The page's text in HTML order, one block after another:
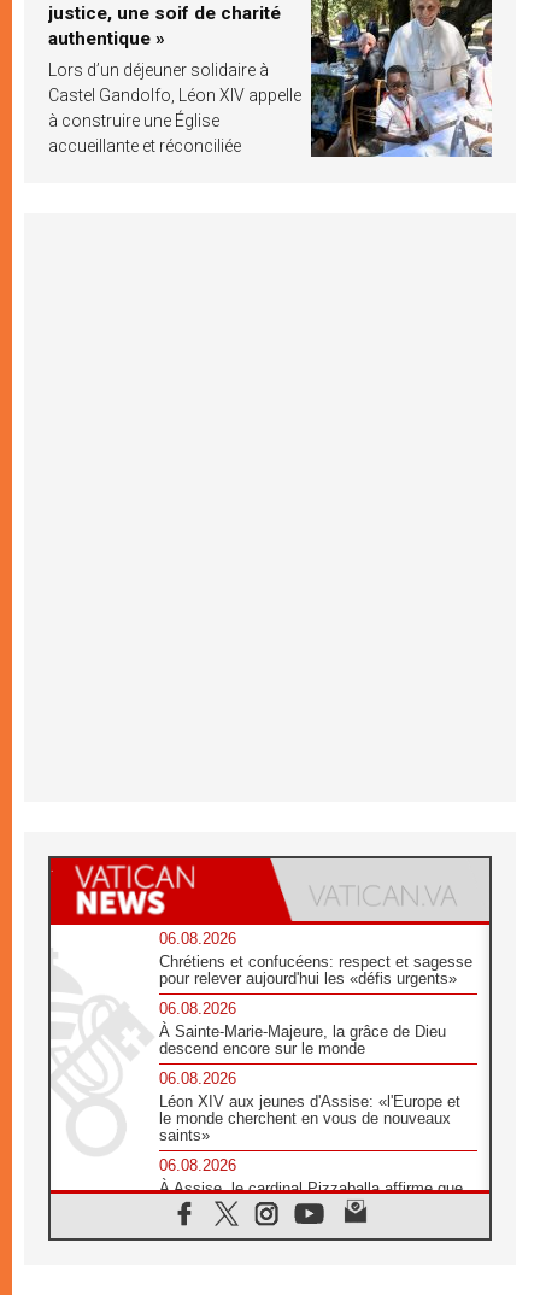
justice, une soif de charité
authentique »
Lors d’un déjeuner solidaire à
Castel Gandolfo, Léon XIV appelle
à construire une Église
accueillante et réconciliée
06.08.2026
Chrétiens et confucéens: respect et sagesse
pour relever aujourd'hui les «défis urgents»
06.08.2026
À Sainte-Marie-Majeure, la grâce de Dieu
descend encore sur le monde
06.08.2026
Léon XIV aux jeunes d'Assise: «l'Europe et
le monde cherchent en vous de nouveaux
saints»
06.08.2026
À Assise, le cardinal Pizzaballa affirme que
«les chrétiens veulent la paix»
06.08.2026